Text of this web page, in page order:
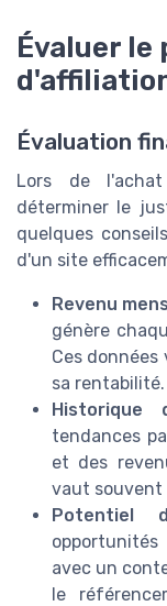
Évaluer le
Évaluation
Lors de
déterminer le
quelques
d'un site
Revenu
génère
Ces
sa rentabilité.
Historique
tendances
et des
vaut souvent
Potentiel
opportunités
avec un
le